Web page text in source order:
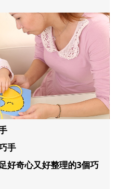
手
好奇心又好整理的3個巧